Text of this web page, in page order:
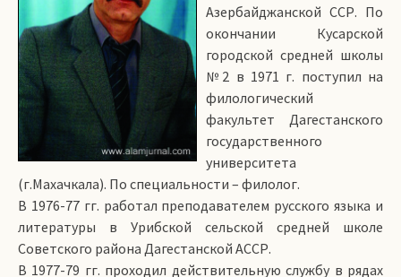
Азербайджанской ССР. По
окончании Кусарской
городской средней школы
№2 в 1971 г. поступил на
филологический
факультет Дагестанского
государст­венного
университета
(г.Махачкала). По специальности – филолог.
В 1976-77 гг. работал преподавателем русского языка и
литературы в Урибской сельской средней школе
Советского района Дагестанской АССР.
В 1977-79 гг. проходил действительную службу в рядах